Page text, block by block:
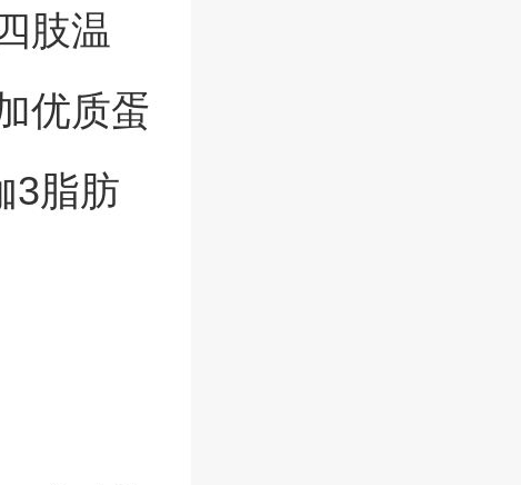
肢温
优质蛋
3脂肪